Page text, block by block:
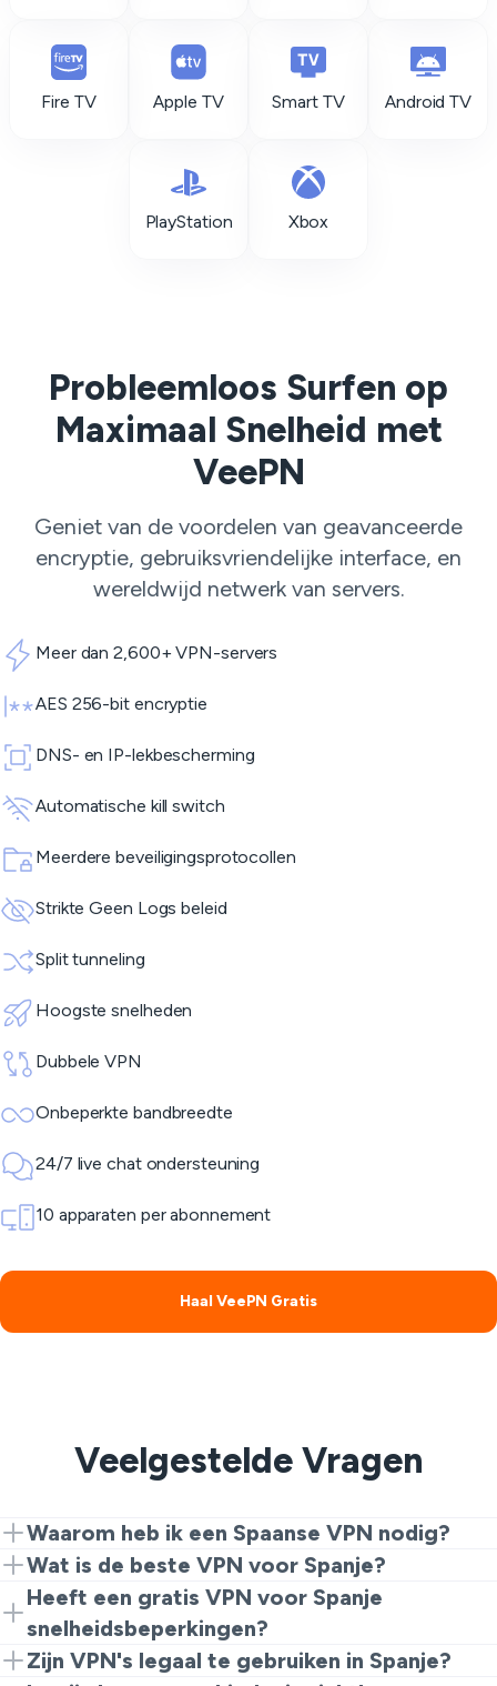
Fire TV Apple TV Smart TV Android TV
PlayStation Xbox
Probleemloos Surfen op
Maximaal Snelheid met
VeePN
Geniet van de voordelen van geavanceerde
encryptie, gebruiksvriendelijke interface, en
wereldwijd netwerk van servers.
Meer dan 2,600+ VPN-servers
AES 256-bit encryptie
DNS- en IP-lekbescherming
Automatische kill switch
Meerdere beveiligingsprotocollen
Strikte Geen Logs beleid
Split tunneling
Hoogste snelheden
Dubbele VPN
Onbeperkte bandbreedte
24/7 live chat ondersteuning
10 apparaten per abonnement
Haal VeePN Gratis
Veelgestelde Vragen
Waarom heb ik een Spaanse VPN nodig?
Een Spanje VPN stelt je in staat om toegang te krijgen
tot de lokale inhoud van RTVE, Atresplayer of Mitele.
Het verwijdert ook geografische beperkingen tijdens
het reizen naar het buitenland en houdt je veilig online.
Wat is de beste VPN voor Spanje?
De beste VPN voor Spanje combineert sterke
encryptie, hoge snelheden, en gebruiksgemak. VeePN
voldoet aan al deze eisen en biedt een gratis Chrome-
extensie voor veilig browsen met een Spaans IP-adres.
Heeft een gratis VPN voor Spanje
snelheidsbeperkingen?
Sommige gratis VPN's kunnen snelheid of
Zijn VPN's legaal te gebruiken in Spanje?